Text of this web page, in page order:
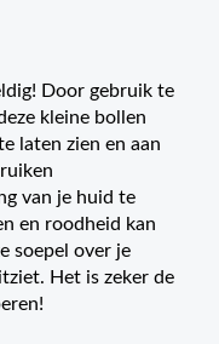
Door gebruik te
kleine bollen
laten zien en aan
van je huid te
en roodheid kan
soepel over je
Het is zeker de